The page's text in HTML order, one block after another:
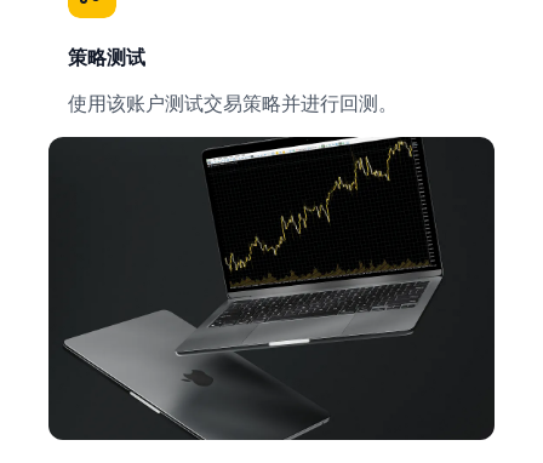
策略测试
使用该账户测试交易策略并进行回测。